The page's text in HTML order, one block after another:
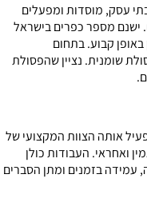
עסק, מוסדות ומפעלים
ישנם מספר כפרים בישראל
באופן קבוע. בתחום
שומנית. נציין שהפסולת
אותה הצוות המקצועי של
ואחראי. העבודות כולן
בזמנים ומתן הסברים